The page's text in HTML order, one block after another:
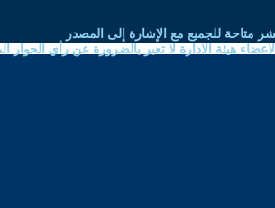
متاحة للجميع مع الإشارة إلى المصدر
هيئة الادارة لا تعبر بالضرورة عن رأي الحوار